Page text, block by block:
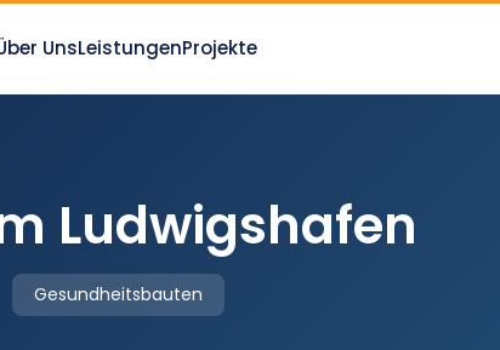
UnsLeistungenProjekte
Ludwigshafen
Gesundheitsbauten